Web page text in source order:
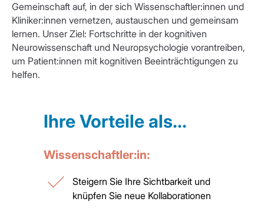
Gemeinschaft auf, in der sich Wissenschaftler:innen und
Kliniker:innen vernetzen, austauschen und gemeinsam
lernen. Unser Ziel: Fortschritte in der kognitiven
Neurowissenschaft und Neuropsychologie vorantreiben,
um Patient:innen mit kognitiven Beeinträchtigungen zu
helfen.
Steigern Sie Ihre Sichtbarkeit und
knüpfen Sie neue Kollaborationen
Ihre Vorteile als...
Wissenschaftler:in: